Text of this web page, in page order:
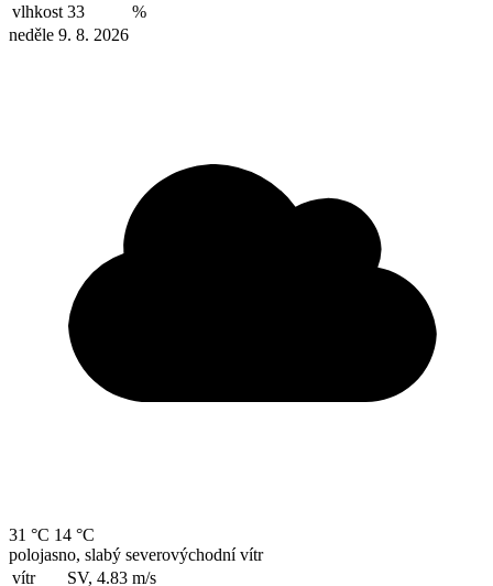
vlhkost 33
%
neděle 9. 8. 2026
31 °C 14 °C
polojasno, slabý severovýchodní vítr
vítr
SV, 4.83 m/s